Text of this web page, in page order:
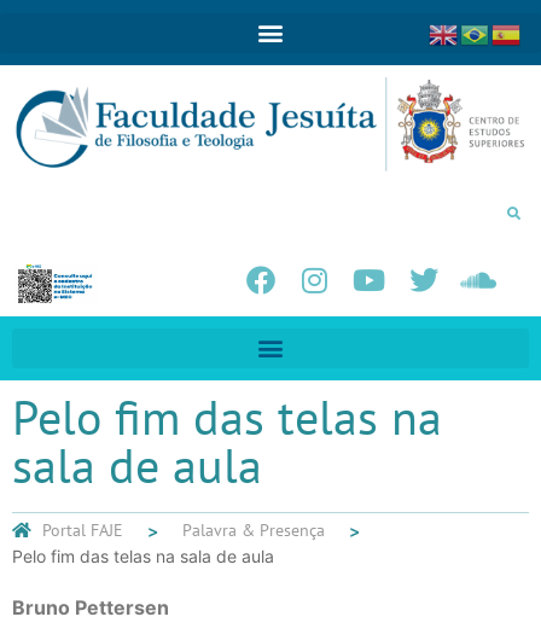
Pelo fim das telas na
sala de aula
Portal FAJE Palavra & Presença
Pelo fim das telas na sala de aula
Bruno Pettersen